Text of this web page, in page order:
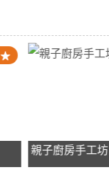
親子廚房手工坊